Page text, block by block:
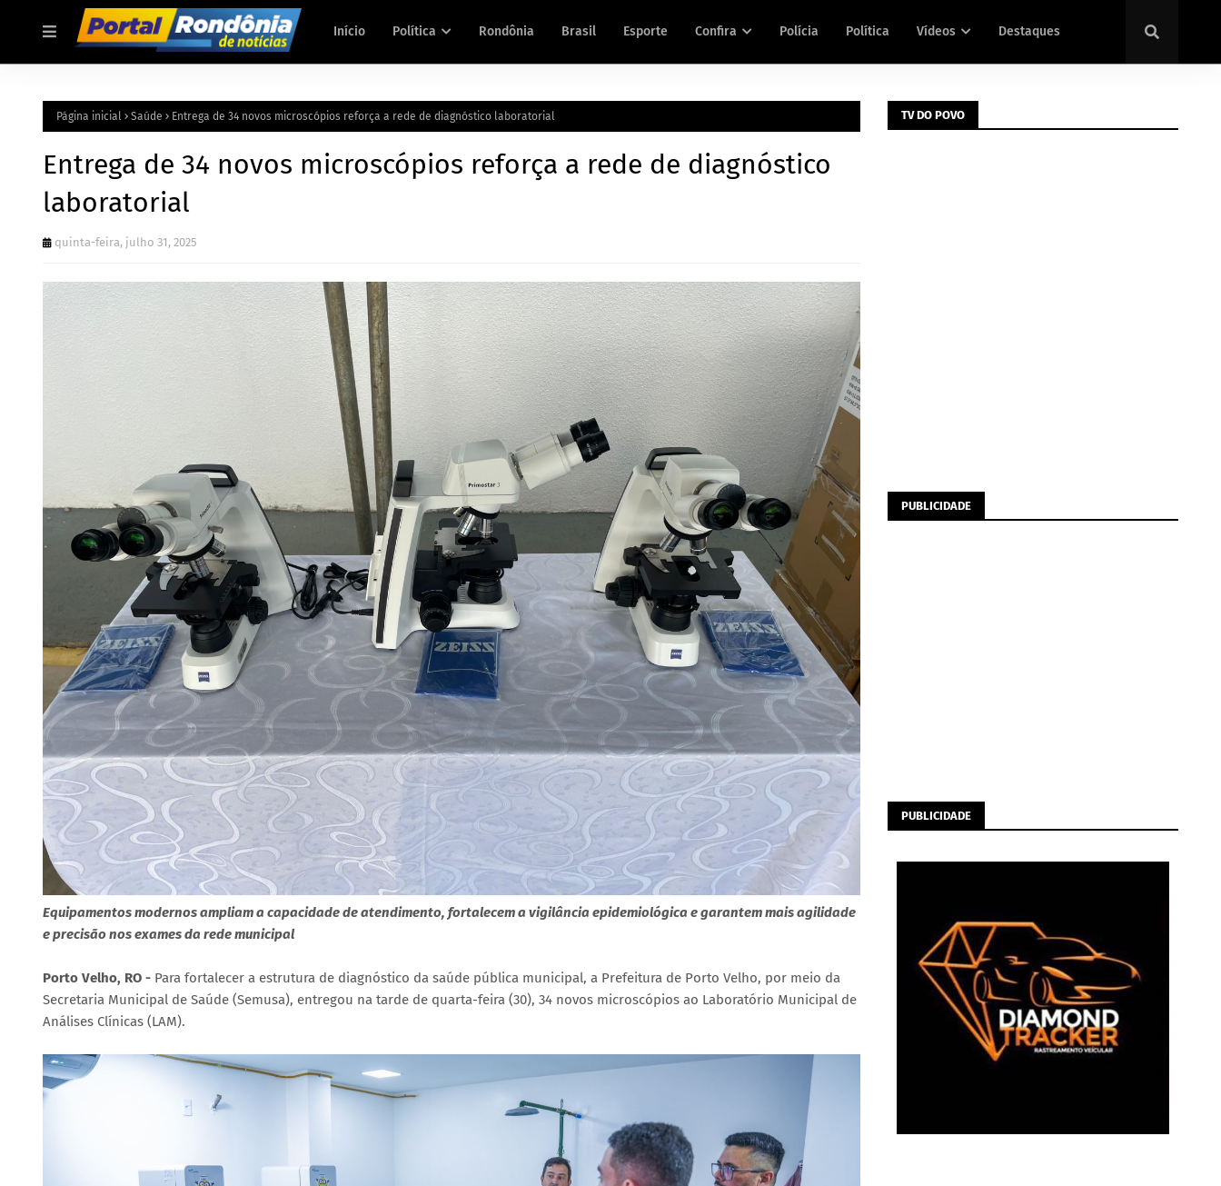
Início Política Rondônia Brasil Esporte Confira Polícia Política Vídeos Destaques
Página inicial Saúde Entrega de 34 novos microscópios reforça a rede de diagnóstico laboratorial
Entrega de 34 novos microscópios reforça a rede de diagnóstico
laboratorial
quinta-feira, julho 31, 2025
Equipamentos modernos ampliam a capacidade de atendimento, fortalecem a vigilância epidemiológica e garantem mais agilidade
e precisão nos exames da rede municipal
Porto Velho, RO - Para fortalecer a estrutura de diagnóstico da saúde pública municipal, a Prefeitura de Porto Velho, por meio da
Secretaria Municipal de Saúde (Semusa), entregou na tarde de quarta-feira (30), 34 novos microscópios ao Laboratório Municipal de
Análises Clínicas (LAM).
TV DO POVO
PUBLICIDADE
PUBLICIDADE